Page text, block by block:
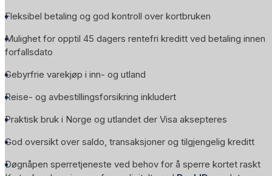
Fleksibel betaling og god kontroll over kortbruken
Mulighet for opptil 45 dagers rentefri kreditt ved betaling innen
forfallsdato
Gebyrfrie varekjøp i inn- og utland
Reise- og avbestillingsforsikring inkludert
Praktisk bruk i Norge og utlandet der Visa aksepteres
God oversikt over saldo, transaksjoner og tilgjengelig kreditt
Døgnåpen sperretjeneste ved behov for å sperre kortet raskt